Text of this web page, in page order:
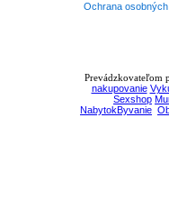
Ochrana
Prevádzkovateľom
nakupovanie
Sexshop
NabytokByvanie